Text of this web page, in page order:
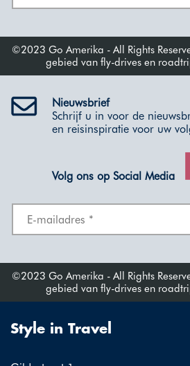
©2023 Go Amerika - All Rights
gebied van fly-drives en
Nieuwsbrief
Schrijf u in voor de
en reisinspiratie voor uw
Volg ons op Social Media
©2023 Go Amerika - All Rights
gebied van fly-drives en
Style in Travel